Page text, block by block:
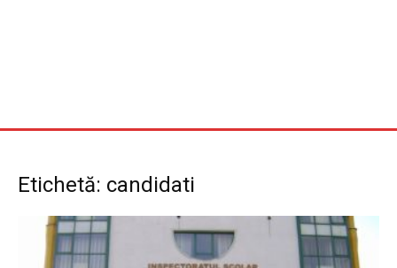
Etichetă: candidati